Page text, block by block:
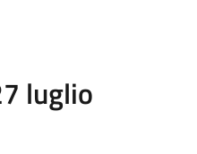
luglio